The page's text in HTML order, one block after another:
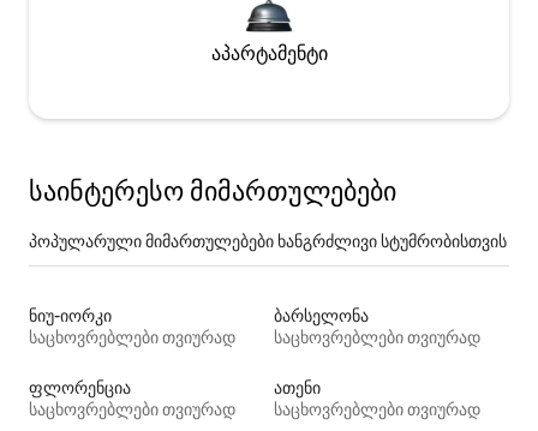
აპარტამენტი
საინტერესო მიმართულებები
პოპულარული მიმართულებები ხანგრძლივი სტუმრობისთვის
ნიუ-იორკი
საცხოვრებლები თვიურად
ბარსელონა
საცხოვრებლები თვიურად
ფლორენცია
საცხოვრებლები თვიურად
ათენი
საცხოვრებლები თვიურად